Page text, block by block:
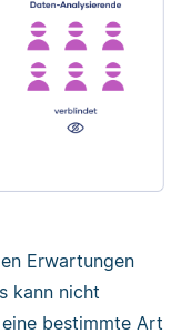
Erwartungen
kann nicht
bestimmte Art